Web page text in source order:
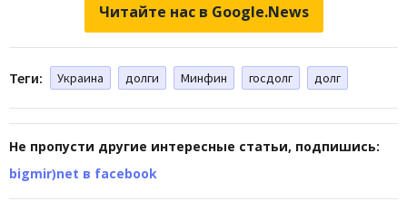
Читайте нас в Google.News
Теги: Украина долги Минфин госдолг долг
Не пропусти другие интересные статьи, подпишись:
bigmir)net в facebook